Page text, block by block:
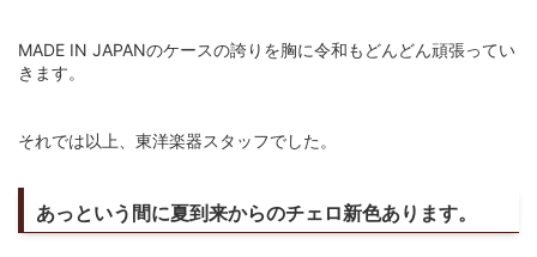
MADE IN JAPANのケースの誇りを胸に令和もどんどん頑張ってい
きます。
それでは以上、東洋楽器スタッフでした。
あっという間に夏到来からのチェロ新色あります。